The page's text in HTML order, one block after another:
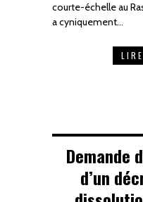
courte-échelle au
a cyniquement…
Demande
d’un